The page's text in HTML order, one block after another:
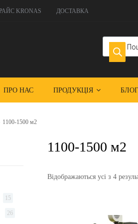
KRONAS ДОСТАВКА
ПРО НАС ПРОДУКЦІЯ БЛОГ
1100-1500 м2
1100-1500 м2
Відображаються усі з 4
15
26